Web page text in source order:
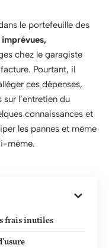
le portefeuille des
chez le garagiste
Pourtant, il
ces dépenses,
l’entretien du
connaissances et
les pannes et même
même.
frais inutiles